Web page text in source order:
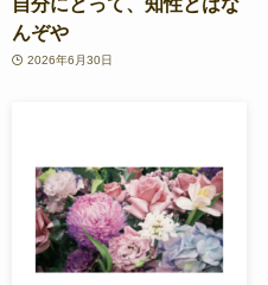
んぞや
2026年6月30日